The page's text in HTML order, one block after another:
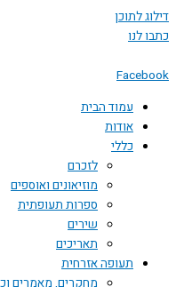
לתוכן
לנו
עמוד הבית
אודות
כללי
לזכרם
מוזיאונים ואוספים
ספרות תעופתית
שירים
תאריכים
תעופה אזרחית
מחקרים, מאמרים וכתבות